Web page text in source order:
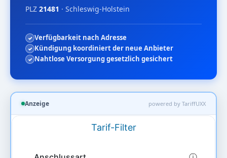
PLZ 21481 · Schleswig-Holstein
Verfügbarkeit nach Adresse
Kündigung koordiniert der neue Anbieter
Nahtlose Versorgung gesetzlich gesichert
Anzeige powered by TariffUXX